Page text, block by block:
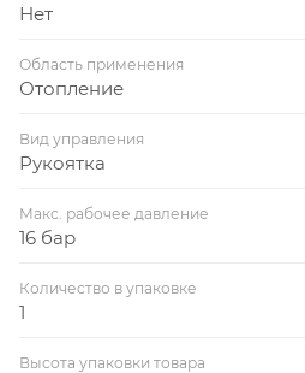
Нет
Область применения
Отопление
Вид управления
Рукоятка
Макс. рабочее давление
16 бар
Количество в упаковке
1
Высота упаковки товара